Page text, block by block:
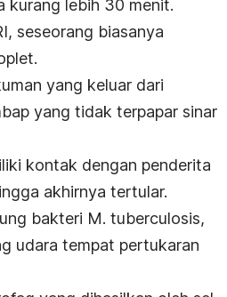
kurang lebih 30 menit.
seseorang biasanya
.
yang keluar dari
yang tidak terpapar sinar
kontak dengan penderita
akhirnya tertular.
bakteri M. tuberculosis,
udara tempat pertukaran